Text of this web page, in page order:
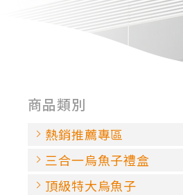
商品類別
熱銷推薦專區
三合一烏魚子禮盒
頂級特大烏魚子